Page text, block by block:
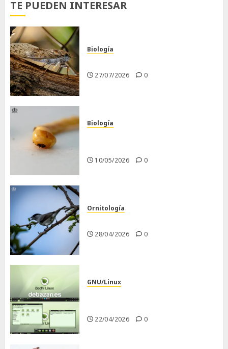
TE PUEDEN INTERESAR
Biología
27/07/2026 0
Biología
10/05/2026 0
Ornitología
28/04/2026 0
GNU/Linux
22/04/2026 0